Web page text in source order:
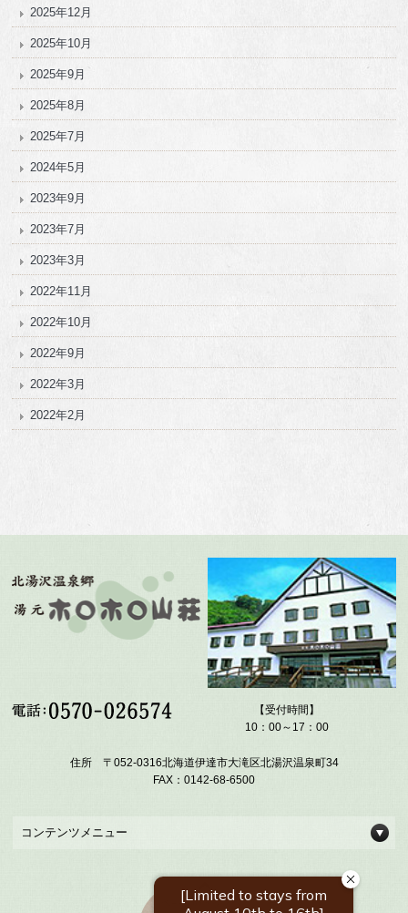
2025年12月
2025年10月
2025年9月
2025年8月
2025年7月
2024年5月
2023年9月
2023年7月
2023年3月
2022年11月
2022年10月
2022年9月
2022年3月
2022年2月
【受付時間】
10：00～17：00
住所 〒052-0316北海道伊達市大滝区北湯沢温泉町34
FAX：0142-68-6500
コンテンツメニュー